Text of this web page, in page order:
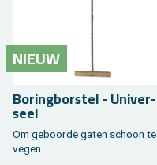
NIEUW
Bo­ring­bor­stel - Uni­ver­
seel
Om ge­boor­de gaten schoon te
vegen